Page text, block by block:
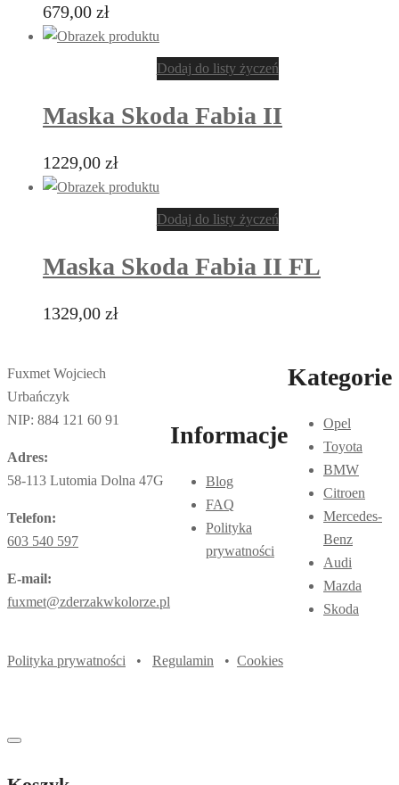
679,00 zł
Dodaj do listy życzeń
Maska Skoda Fabia II
1229,00 zł
Dodaj do listy życzeń
Maska Skoda Fabia II FL
1329,00 zł
Fuxmet Wojciech
Urbańczyk
NIP: 884 121 60 91
Adres:
58-113 Lutomia Dolna 47G
Telefon:
603 540 597
E-mail:
fuxmet@zderzakwkolorze.pl
Informacje
Blog
FAQ
Polityka
prywatności
Kategorie
Opel
Toyota
BMW
Citroen
Mercedes-
Benz
Audi
Mazda
Skoda
Polityka prywatności • Regulamin • Cookies